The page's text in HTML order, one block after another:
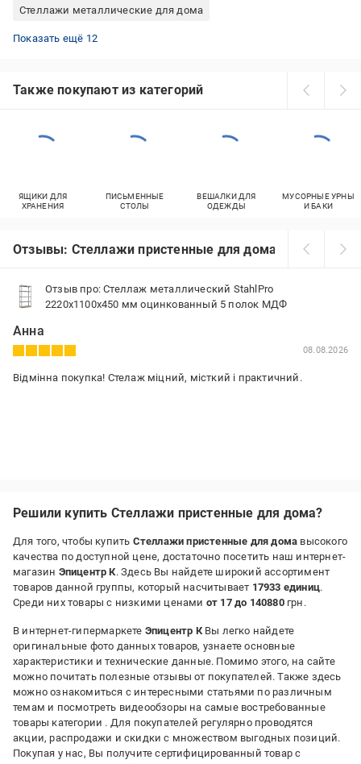
Стеллажи металлические для дома
Стеллажи пристенные для книг
Стеллажи деревянные для книг
Стеллажи белые для детской комнаты
Стеллажи деревянные для кухни
Стеллажи розборные металлические
Стеллажи настенные для книг
Стеллажи белые для книг
Стеллажи кованые для цветов
Стеллажи Меткас металлические
Стеллажи металлические для кухни
Стеллажи пристенные для дома
Стеллажи настенные для дома
Показать ещё 12
Также покупают из категорий
ЯЩИКИ ДЛЯ
ХРАНЕНИЯ
ПИСЬМЕННЫЕ
СТОЛЫ
ВЕШАЛКИ ДЛЯ
ОДЕЖДЫ
МУСОРНЫЕ УРНЫ
И БАКИ
Отзывы: Стеллажи пристенные для дома
Отзыв про: Стеллаж металлический StahlPro
2220x1100x450 мм оцинкованный 5 полок МДФ
Анна
08.08.2026
Відмінна покупка! Стелаж міцний, місткий і практичний.
Решили купить Стеллажи пристенные для дома?
Для того, чтобы купить Стеллажи пристенные для дома высокого
качества по доступной цене, достаточно посетить наш интернет-
магазин Эпицентр К. Здесь Вы найдете широкий ассортимент
товаров данной группы, который насчитывает 17933 единиц.
Среди них товары с низкими ценами от 17 до 140880грн.
В интернет-гипермаркете Эпицентр КВы легко найдете
оригинальные фото данных товаров, узнаете основные
характеристики и технические данные. Помимо этого, на сайте
можно почитать полезные отзывы от покупателей. Также здесь
можно ознакомиться с интересными статьями по различным
темам и посмотреть видеообзоры на самые востребованные
товары категории . Для покупателей регулярно проводятся
акции, распродажи и скидки с множеством выгодных позиций.
Покупая у нас, Вы получите сертифицированный товар с